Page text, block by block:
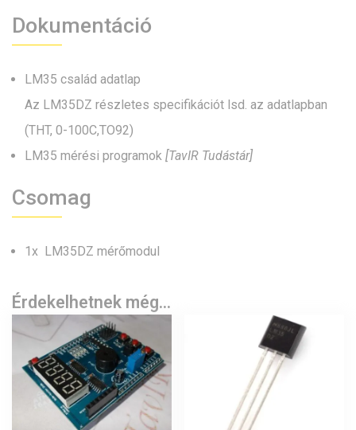
Dokumentáció
LM35 család adatlap
Az LM35DZ részletes specifikációt lsd. az adatlapban
(THT, 0-100C,TO92)
LM35 mérési programok [TavIR Tudástár]
Csomag
1x LM35DZ mérőmodul
Érdekelhetnek még…